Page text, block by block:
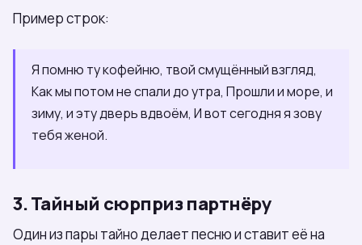
Пример строк:
Я помню ту кофейню, твой смущённый взгляд,
Как мы потом не спали до утра, Прошли и море, и
зиму, и эту дверь вдвоём, И вот сегодня я зову
тебя женой.
3. Тайный сюрприз партнёру
Один из пары тайно делает песню и ставит её на